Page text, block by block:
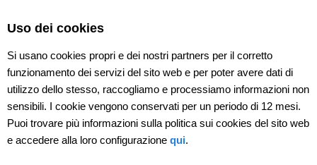
Uso dei cookies
Si usano cookies propri e dei nostri partners per il corretto
funzionamento dei servizi del sito web e per poter avere dati di
utilizzo dello stesso, raccogliamo e processiamo informazioni non
sensibili. I cookie vengono conservati per un periodo di 12 mesi.
Puoi trovare più informazioni sulla politica sui cookies del sito web
e accedere alla loro configurazione qui.